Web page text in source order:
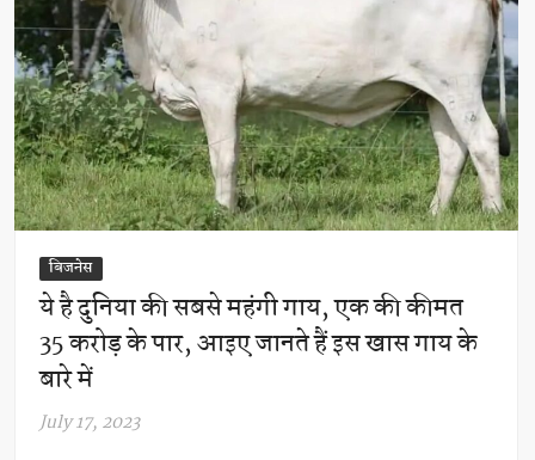
बिजनेस
ये है दुनिया की सबसे महंगी गाय, एक की कीमत
35 करोड़ के पार, आइए जानते हैं इस खास गाय के
बारे में
July 17, 2023